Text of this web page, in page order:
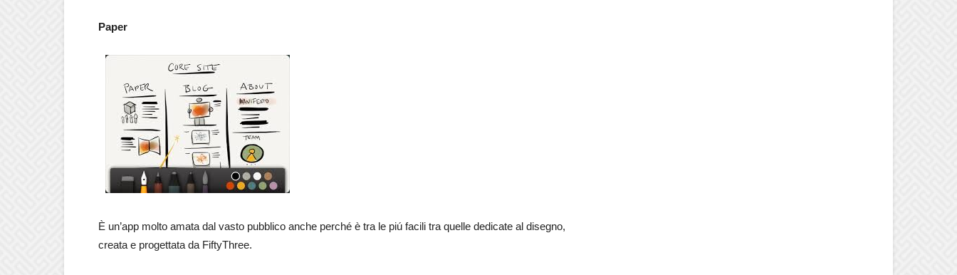
Paper
È un’app molto amata dal vasto pubblico anche perché è tra le piú facili tra quelle dedicate al disegno,
creata e progettata da FiftyThree.